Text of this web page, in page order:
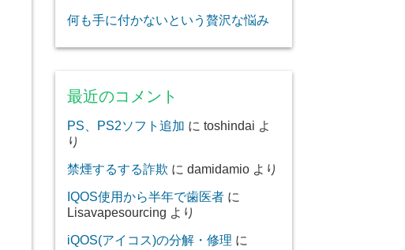
何も手に付かないという贅沢な悩み
最近のコメント
PS、PS2ソフト追加 に toshindai よ
り
禁煙するする詐欺 に damidamio より
IQOS使用から半年で歯医者 に
Lisavapesourcing より
iQOS(アイコス)の分解・修理 に